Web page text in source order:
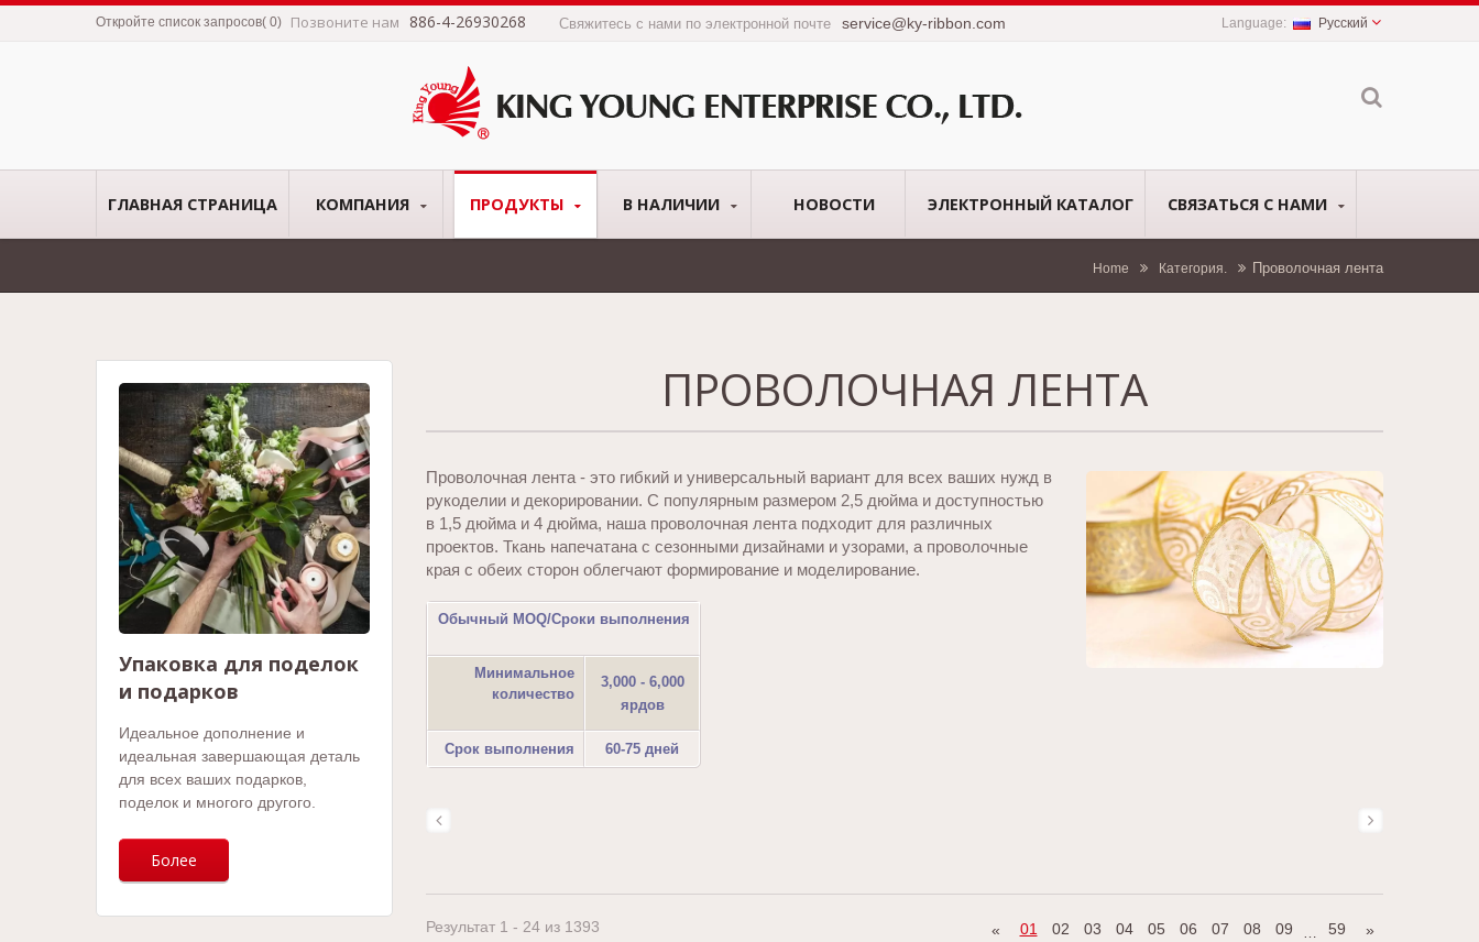
Откройте список запросов( 0) Позвоните нам 886-4-26930268 Свяжитесь с нами по электронной почте service@ky-ribbon.com Русский
ГЛАВНАЯ СТРАНИЦА КОМПАНИЯ ПРОДУКТЫ В НАЛИЧИИ НОВОСТИ ЭЛЕКТРОННЫЙ КАТАЛОГ СВЯЗАТЬСЯ С НАМИ
Home Категория. Проволочная лента
Упаковка для поделок
и подарков
Идеальное дополнение и
идеальная завершающая деталь
для всех ваших подарков,
поделок и многого другого.
Более
ПРОВОЛОЧНАЯ ЛЕНТА
Проволочная лента - это гибкий и универсальный вариант для всех ваших нужд в
рукоделии и декорировании. С популярным размером 2,5 дюйма и доступностью
в 1,5 дюйма и 4 дюйма, наша проволочная лента подходит для различных
проектов. Ткань напечатана с сезонными дизайнами и узорами, а проволочные
края с обеих сторон облегчают формирование и моделирование.
Обычный MOQ/Сроки выполнения
Минимальное
количество
3,000 - 6,000
ярдов
Срок выполнения 60-75 дней
Результат 1 - 24 из 1393 « 01 02 03 04 05 06 07 08 09 … 59 »